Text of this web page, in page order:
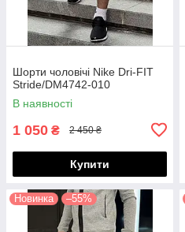
Шорти чоловічі Nike Dri-FIT
Stride/DM4742-010
В наявності
1 050 ₴ 2 450 ₴
Купити
Новинка –55%